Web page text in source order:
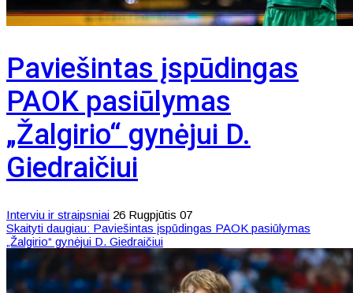
Paviešintas įspūdingas
PAOK pasiūlymas
„Žalgirio“ gynėjui D.
Giedraičiui
Interviu ir straipsniai 26 Rugpjūtis 07
Skaityti daugiau: Paviešintas įspūdingas PAOK pasiūlymas
„Žalgirio“ gynėjui D. Giedraičiui